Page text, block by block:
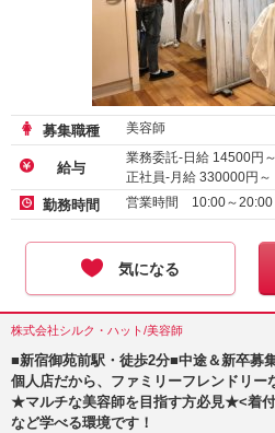
募集職種 美容師
給与
業務委託-日給 14500円～
正社員-月給 330000円～
勤務時間 営業時間 10:00～20:00
気になる
株式会社シルク・ハット/美容師
■新宿御苑前駅・徒歩2分■中途＆新卒募
個人店だから、ファミリーフレンドリー
★マルチな美容師を目指す方必見★<着
など学べる環境です！